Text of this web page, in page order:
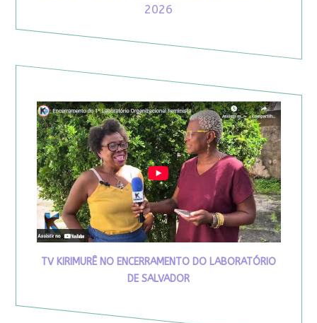
2026
TV KIRIMURÊ NO ENCERRAMENTO DO LABORATÓRIO
DE SALVADOR